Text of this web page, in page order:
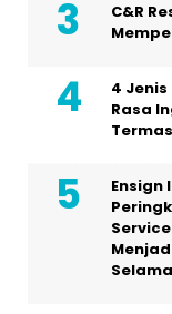
C&R
4
Rasa
Ensign